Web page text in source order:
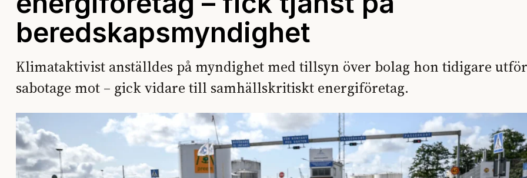
beredskapsmyndighet
Klimataktivist anställdes på myndighet med tillsyn över bolag hon tidigare
sabotage mot – gick vidare till samhällskritiskt energiföretag.